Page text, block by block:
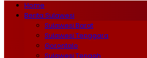
Home
Berita Sulawesi
Sulawesi Barat
Sulawesi Tenggara
Gorontalo
Sulawesi Tengah